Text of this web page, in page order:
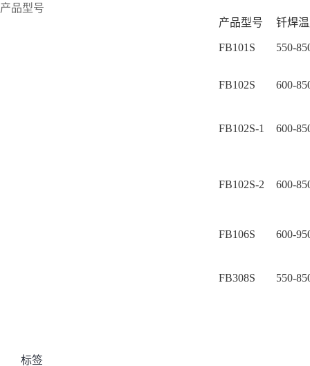
产品型号
产品型号
钎焊
FB101S 550-
FB102S 600-
FB102S-1 600-
FB102S-2 600-
FB106S 600-
FB308S 550-
标签